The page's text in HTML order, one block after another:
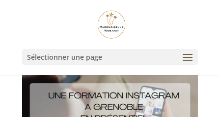
Sélectionner une page